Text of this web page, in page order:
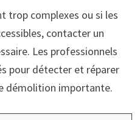
trop complexes ou si les
contacter un
Les professionnels
pour détecter et réparer
démolition importante.